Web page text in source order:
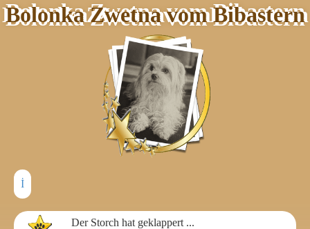
Bolonka Zwetna vom Bibastern
Der Storch hat geklappert ...